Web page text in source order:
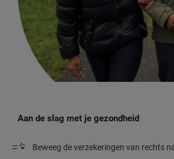
Aan de slag met je gezondheid
Beweeg de verzekeringen van rechts